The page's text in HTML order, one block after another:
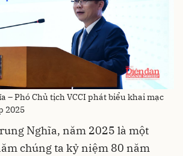
– Phó Chủ tịch VCCI phát biểu khai mạc
2025
Nghĩa, năm 2025 là một
chúng ta kỷ niệm 80 năm